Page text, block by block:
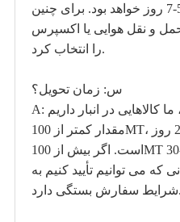
زمان تحویل سفارش نمونه 5-7 روز خواهد بود. برای چنین
و نقل هوایی یا اکسپرس
را انتخاب کرد.
س: زمان تحویل؟
مقدار کمتر از 100MT، زمان تحویل حدود 15-20 روز
است. اگر بیش از 100MT باشد، زمان تحویل حدود 20-30
که می توانیم تأیید کنیم به
شرایط سفارش بستگی دارد.